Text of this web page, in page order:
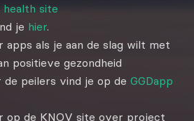
site
je hier.
als je aan de slag wilt met
positieve gezondheid
de peilers vind je op de GGDapp
op de KNOV site over project